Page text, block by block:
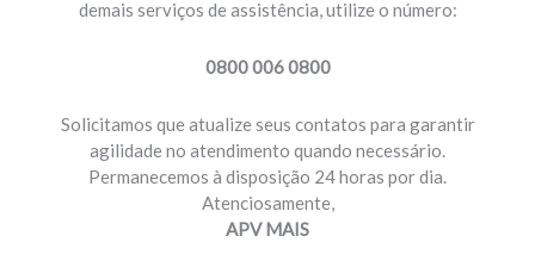
MOTORISTA PROFISSIONAL
Temos planos e preços com diferenciais para você
demais serviços de assistência, utilize o número:
0800 006 0800
Solicitamos que atualize seus contatos para garantir
agilidade no atendimento quando necessário.
Permanecemos à disposição 24 horas por dia.
Atenciosamente,
APV MAIS